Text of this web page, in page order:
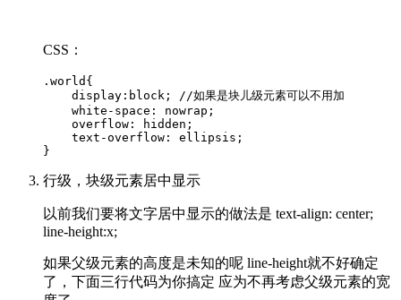
CSS：
.world{
    display:block; //如果是块儿级元素可以不用加
    white-space: nowrap;
    overflow: hidden;
    text-overflow: ellipsis;
行级，块级元素居中显示
以前我们要将文字居中显示的做法是 text-align: center;
line-height:x;
如果父级元素的高度是未知的呢 line-height就不好确定
了，下面三行代码为你搞定 应为不再考虑父级元素的宽